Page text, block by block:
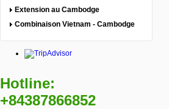
Extension au Cambodge
Combinaison Vietnam - Cambodge
Hotline:
+84387866852